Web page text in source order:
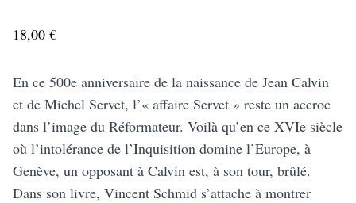
18,00 €
En ce 500e anniversaire de la naissance de Jean Calvin
et de Michel Servet, l’« affaire Servet » reste un accroc
dans l’image du Réformateur. Voilà qu’en ce XVIe siècle
où l’intolérance de l’Inquisition domine l’Europe, à
Genève, un opposant à Calvin est, à son tour, brûlé.
Dans son livre, Vincent Schmid s’attache à montrer